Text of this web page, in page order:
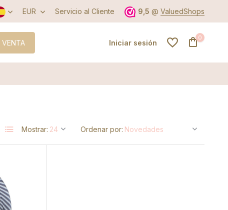
EUR Servicio al Cliente 9,5 @ ValuedShops
VENTA Iniciar sesión
Crear una
cuenta
0
Mostrar: Ordenar por: